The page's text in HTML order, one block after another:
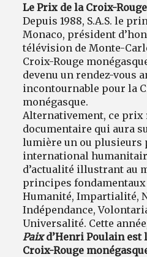
Le Prix de la Croix-
Depuis 1988, S.A.S. le
Monaco, président
télévision de Monte-
Croix-Rouge
devenu un rendez-vous
incontournable pour la
monégasque.
Alternativement, ce prix
documentaire qui aura
lumière un ou
international
d’actualité illustrant au
principes fondamentaux
Humanité, Impartialité,
Indépendance,
Universalité. Cette
Paixd’Henri Poulain est
Croix-Rouge